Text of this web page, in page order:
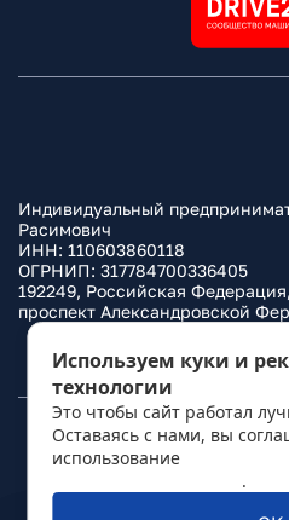
Индивидуальный
Расимович
ИНН: 110603860118
ОГРНИП: 317784700336405
192249, Российская
проспект Александровской
Политика
© 2010– 2026
Используем куки и
технологии
Это чтобы сайт работал
Оставаясь с нами, вы
использование
.